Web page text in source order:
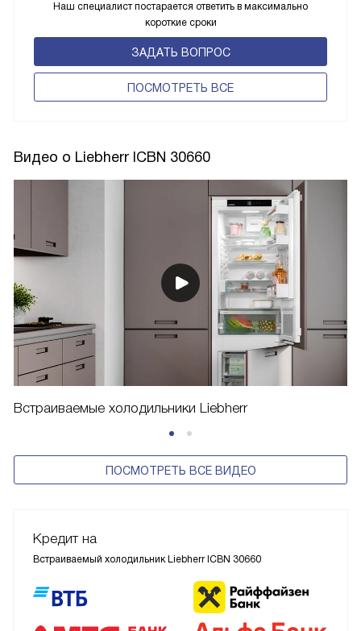
Наш специалист постарается ответить в максимально
короткие сроки
ЗАДАТЬ ВОПРОС
ПОCМОТРЕТЬ ВСЕ
Видео о Liebherr ICBN 30660
Встраиваемые холодильники Liebherr
ПОСМОТРЕТЬ ВСЕ ВИДЕО
Кредит на
Встраиваемый холодильник Liebherr ICBN 30660